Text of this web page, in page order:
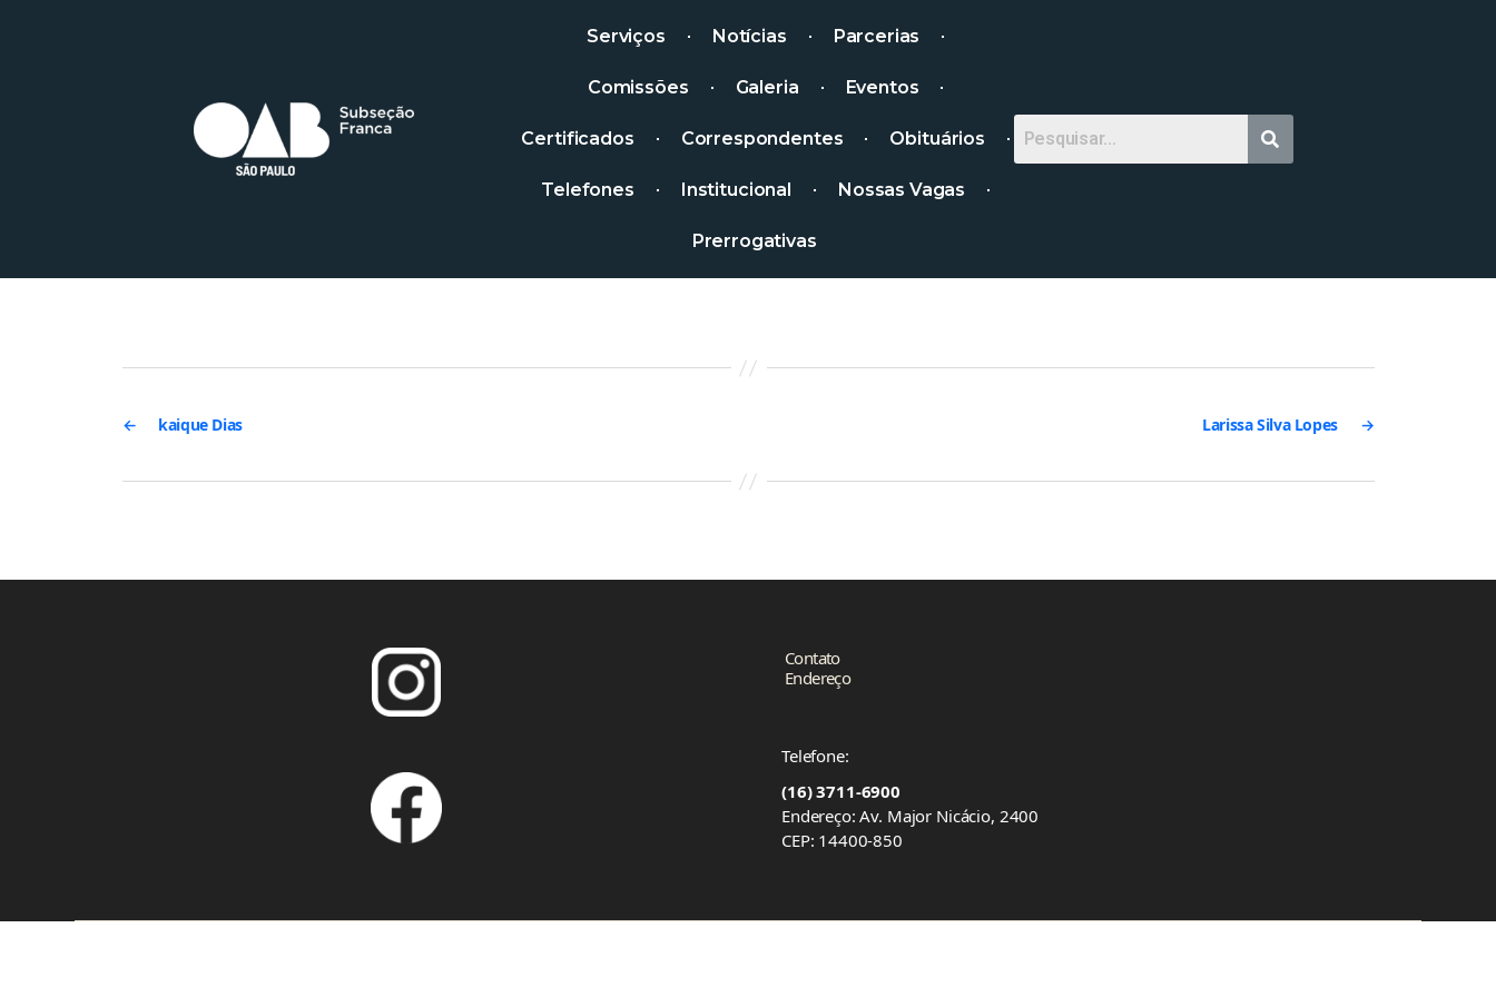
Serviços Notícias Parcerias
Comissões Galeria Eventos
Certificados Correspondentes Obituários
Telefones Institucional Nossas Vagas
Prerrogativas
← kaique Dias →
Larissa Silva Lopes
Contato
Endereço
Telefone:
(16) 3711-6900
Endereço: Av. Major Nicácio, 2400
CEP: 14400-850